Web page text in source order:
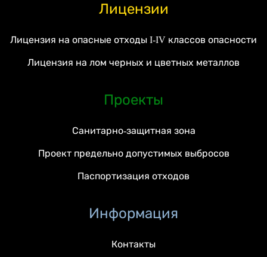
Лицензии
Лицензия на опасные отходы I-IV классов опасности
Лицензия на лом черных и цветных металлов
Проекты
Санитарно-защитная зона
Проект предельно допустимых выбросов
Паспортизация отходов
Информация
Контакты